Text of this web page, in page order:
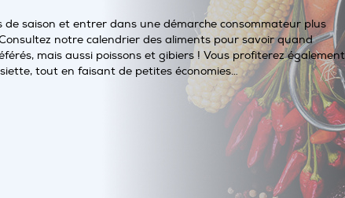
saison et entrer dans une démarche consommateur plus
notre calendrier des aliments pour savoir quand
mais aussi poissons et gibiers ! Vous profiterez également
tout en faisant de petites économies…